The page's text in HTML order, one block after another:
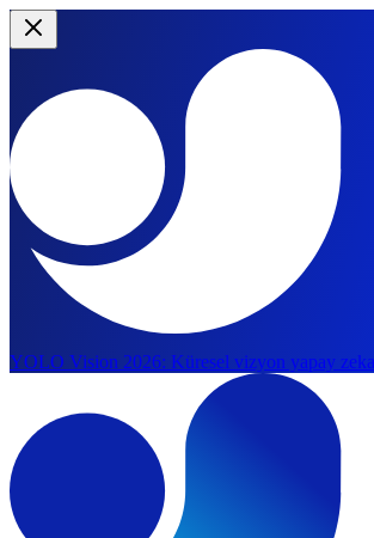
YOLO Vision 2026: Küresel vizyon yapay